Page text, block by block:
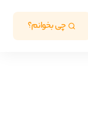
چی بخوانم؟